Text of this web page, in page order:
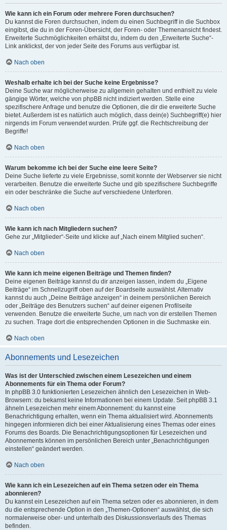
Wie kann ich ein Forum oder mehrere Foren durchsuchen?
Du kannst die Foren durchsuchen, indem du einen Suchbegriff in die Suchbox
eingibst, die du in der Foren-Übersicht, der Foren- oder Themenansicht findest.
Erweiterte Suchmöglichkeiten erhältst du, indem du den „Erweiterte Suche“-
Link anklickst, der von jeder Seite des Forums aus verfügbar ist.
Nach oben
Weshalb erhalte ich bei der Suche keine Ergebnisse?
Deine Suche war möglicherweise zu allgemein gehalten und enthielt zu viele
gängige Wörter, welche von phpBB nicht indiziert werden. Stelle eine
spezifischere Anfrage und benutze die Optionen, die dir die erweiterte Suche
bietet. Außerdem ist es natürlich auch möglich, dass dein(e) Suchbegriff(e) hier
nirgends im Forum verwendet wurden. Prüfe ggf. die Rechtschreibung der
Begriffe!
Nach oben
Warum bekomme ich bei der Suche eine leere Seite?
Deine Suche lieferte zu viele Ergebnisse, somit konnte der Webserver sie nicht
verarbeiten. Benutze die erweiterte Suche und gib spezifischere Suchbegriffe
ein oder beschränke die Suche auf verschiedene Unterforen.
Nach oben
Wie kann ich nach Mitgliedern suchen?
Gehe zur „Mitglieder“-Seite und klicke auf „Nach einem Mitglied suchen“.
Nach oben
Wie kann ich meine eigenen Beiträge und Themen finden?
Deine eigenen Beiträge kannst du dir anzeigen lassen, indem du „Eigene
Beiträge“ im Schnellzugriff oben auf der Boardseite auswählst. Alternativ
kannst du auch „Deine Beiträge anzeigen“ in deinem persönlichen Bereich
oder „Beiträge des Benutzers suchen“ auf deiner eigenen Profilseite
verwenden. Benutze die erweiterte Suche, um nach von dir erstellen Themen
zu suchen. Trage dort die entsprechenden Optionen in die Suchmaske ein.
Nach oben
Abonnements und Lesezeichen
Was ist der Unterschied zwischen einem Lesezeichen und einem
Abonnements für ein Thema oder Forum?
In phpBB 3.0 funktionierten Lesezeichen ähnlich den Lesezeichen in Web-
Browsern: du bekamst keine Informationen bei einem Update. Seit phpBB 3.1
ähneln Lesezeichen mehr einem Abonnement: du kannst eine
Benachrichtigung erhalten, wenn ein Thema aktualisiert wird. Abonnements
hingegen informieren dich bei einer Aktualisierung eines Themas oder eines
Forums des Boards. Die Benachrichtigungsoptionen für Lesezeichen und
Abonnements können im persönlichen Bereich unter „Benachrichtigungen
einstellen“ geändert werden.
Nach oben
Wie kann ich ein Lesezeichen auf ein Thema setzen oder ein Thema
abonnieren?
Du kannst ein Lesezeichen auf ein Thema setzen oder es abonnieren, in dem
du die entsprechende Option in den „Themen-Optionen“ auswählst, die sich
normalerweise ober- und unterhalb des Diskussionsverlaufs des Themas
befinden.